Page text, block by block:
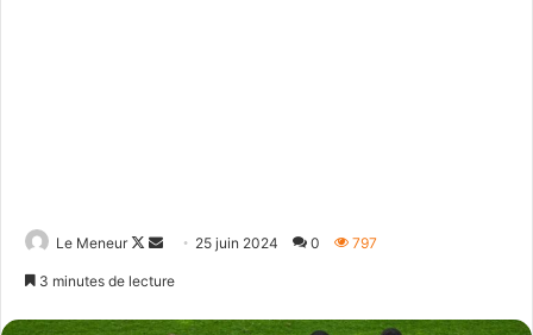
Le Meneur
Follow
Envoyer25 juin 2024 0 797
3 minutes de lecture